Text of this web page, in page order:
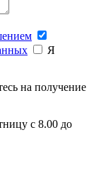
Я
на получение
с 8.00 до